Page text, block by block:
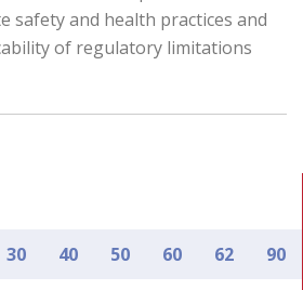
safety and health practices and
of regulatory limitations
30 40 50 60 62 90